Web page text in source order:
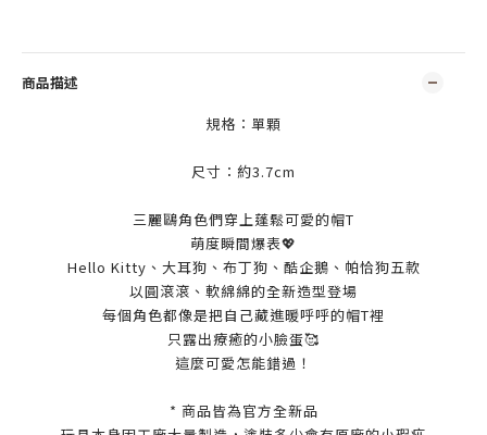
商品描述
規格：單顆
尺寸： 約3.7cm
三麗鷗角色們穿上蓬鬆可愛的帽T
萌度瞬間爆表💖
Hello Kitty、大耳狗、布丁狗、酷企鵝、帕恰狗五款
以圓滾滾、軟綿綿的全新造型登場
每個角色都像是把自己藏進暖呼呼的帽T裡
只露出療癒的小臉蛋🥰
這麼可愛怎能錯過！
* 商品皆為官方全新品